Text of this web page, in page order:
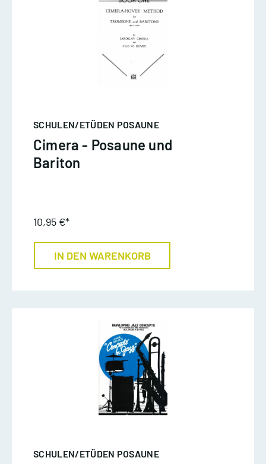
SCHULEN/ETÜDEN POSAUNE
Cimera - Posaune und
Bariton
10,95 €*
IN DEN WARENKORB
SCHULEN/ETÜDEN POSAUNE